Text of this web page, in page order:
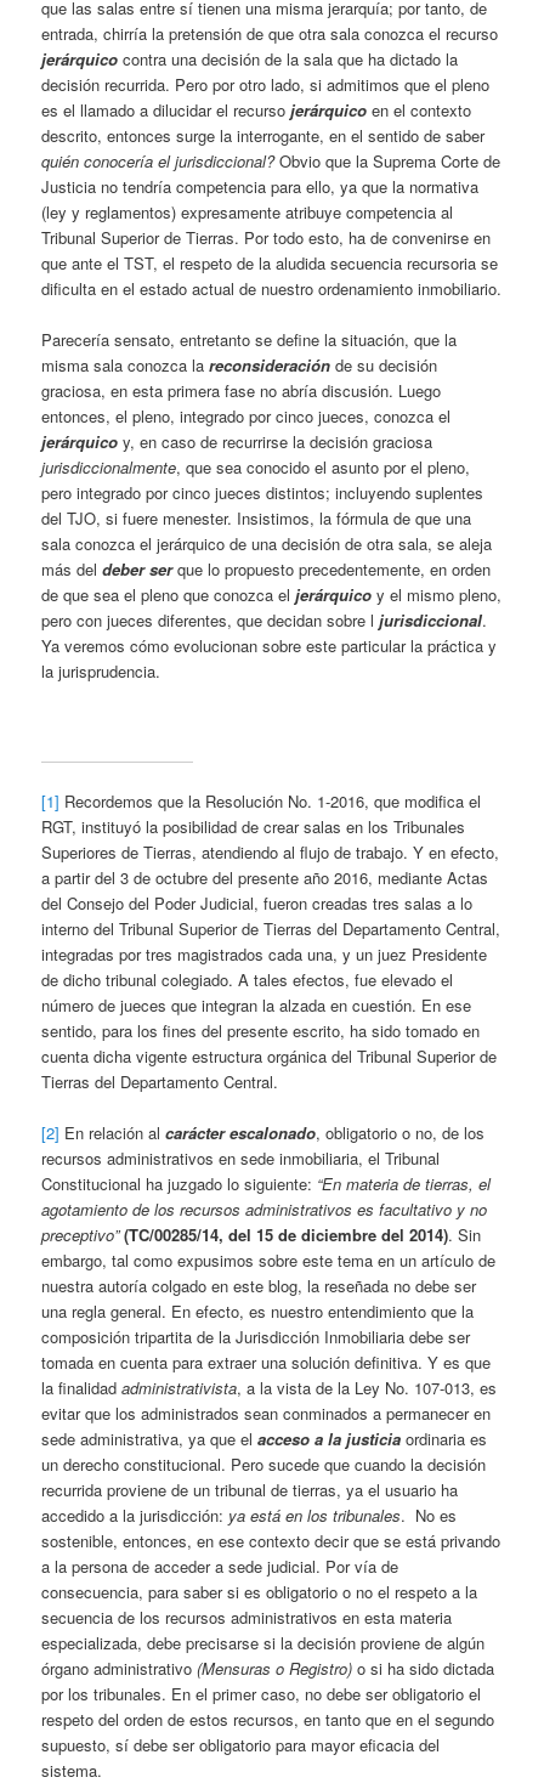
que las salas entre sí tienen una misma jerarquía; por tanto, de
entrada, chirría la pretensión de que otra sala conozca el recurso
jerárquico contra una decisión de la sala que ha dictado la
decisión recurrida. Pero por otro lado, si admitimos que el pleno
es el llamado a dilucidar el recursojerárquicoen el contexto
descrito, entonces surge la interrogante, en el sentido de saber
quién conocería el jurisdiccional?Obvio que la Suprema Corte de
Justicia no tendría competencia para ello, ya que la normativa
(ley y reglamentos) expresamente atribuye competencia al
Tribunal Superior de Tierras. Por todo esto, ha de convenirse en
que ante el TST, el respeto de la aludida secuencia recursoria se
dificulta en el estado actual de nuestro ordenamiento inmobiliario.
Parecería sensato, entretanto se define la situación, que la
misma sala conozca lareconsideración de su decisión
graciosa, en esta primera fase no abría discusión. Luego
entonces, el pleno, integrado por cinco jueces, conozca el
jerárquico y, en caso de recurrirse la decisión graciosa
jurisdiccionalmente, que sea conocido el asunto por el pleno,
pero integrado por cinco jueces distintos; incluyendo suplentes
del TJO, si fuere menester. Insistimos, la fórmula de que una
sala conozca el jerárquico de una decisión de otra sala, se aleja
más deldeber serque lo propuesto precedentemente, en orden
de que sea el pleno que conozca eljerárquico y el mismo pleno,
pero con jueces diferentes, que decidan sobre ljurisdiccional.
Ya veremos cómo evolucionan sobre este particular la práctica y
la jurisprudencia.
[1] Recordemos que la Resolución No. 1-2016, que modifica el
RGT, instituyó la posibilidad de crear salas en los Tribunales
Superiores de Tierras, atendiendo al flujo de trabajo. Y en efecto,
a partir del 3 de octubre del presente año 2016, mediante Actas
del Consejo del Poder Judicial, fueron creadas tres salas a lo
interno del Tribunal Superior de Tierras del Departamento Central,
integradas por tres magistrados cada una, y un juez Presidente
de dicho tribunal colegiado. A tales efectos, fue elevado el
número de jueces que integran la alzada en cuestión. En ese
sentido, para los fines del presente escrito, ha sido tomado en
cuenta dicha vigente estructura orgánica del Tribunal Superior de
Tierras del Departamento Central.
[2] En relación alcarácter escalonado, obligatorio o no, de los
recursos administrativos en sede inmobiliaria, el Tribunal
Constitucional ha juzgado lo siguiente: “En materia de tierras, el
agotamiento de los recursos administrativos es facultativo y no
preceptivo” (TC/00285/14, del 15 de diciembre del 2014). Sin
embargo, tal como expusimos sobre este tema en un artículo de
nuestra autoría colgado en este blog, la reseñada no debe ser
una regla general. En efecto, es nuestro entendimiento que la
composición tripartita de la Jurisdicción Inmobiliaria debe ser
tomada en cuenta para extraer una solución definitiva. Y es que
la finalidadadministrativista, a la vista de la Ley No. 107-013, es
evitar que los administrados sean conminados a permanecer en
sede administrativa, ya que elacceso a la justicia ordinaria es
un derecho constitucional. Pero sucede que cuando la decisión
recurrida proviene de un tribunal de tierras, ya el usuario ha
accedido a la jurisdicción: ya está en los tribunales. No es
sostenible, entonces, en ese contexto decir que se está privando
a la persona de acceder a sede judicial. Por vía de
consecuencia, para saber si es obligatorio o no el respeto a la
secuencia de los recursos administrativos en esta materia
especializada, debe precisarse si la decisión proviene de algún
órgano administrativo(Mensuras o Registro) o si ha sido dictada
por los tribunales. En el primer caso, no debe ser obligatorio el
respeto del orden de estos recursos, en tanto que en el segundo
supuesto, sí debe ser obligatorio para mayor eficacia del
sistema.